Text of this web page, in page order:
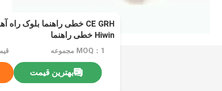
Hiwin خطی راهنما
MOQ：1 مجموعه
بهترین قیمت